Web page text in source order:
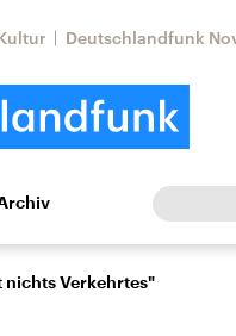
Deutschlandfunk
Europa
nichts Verkehrtes"